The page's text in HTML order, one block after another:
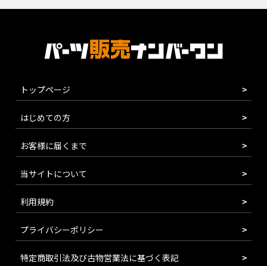
トップページ
はじめての方
お客様に届くまで
当サイトについて
利用規約
プライバシーポリシー
特定商取引法及び古物営業法に基づく表記